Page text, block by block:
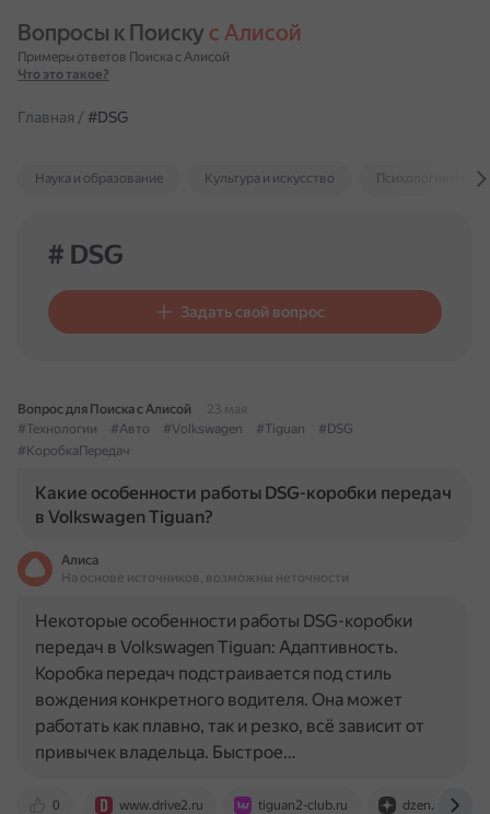
Вопросы к Поиску с Алисой
Примеры ответов Поиска с Алисой
Что это такое?
Главная / #DSG
Наука и образование Культура и искусство Психология и
# DSG
Задать свой вопрос
Вопрос для Поиска с Алисой
23 мая
#Технологии
#Авто #Volkswagen #Tiguan
#DSG
#КоробкаПередач
Какие особенности работы DSG-коробки передач
в Volkswagen Tiguan?
Алиса
На основе источников, возможны неточности
0 www.drive2.ru tiguan2-club.ru dzen.ru
Некоторые особенности работы DSG-коробки
передач в Volkswagen Tiguan: Адаптивность.
Коробка передач подстраивается под стиль
вождения конкретного водителя. Она может
работать как плавно, так и резко, всё зависит от
привычек владельца. Быстрое…